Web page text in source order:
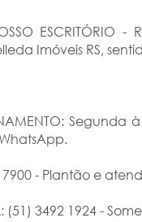
ESCRITÓRIO
Imóveis RS,
7900 - Plantão e
(51) 3492 1924 -